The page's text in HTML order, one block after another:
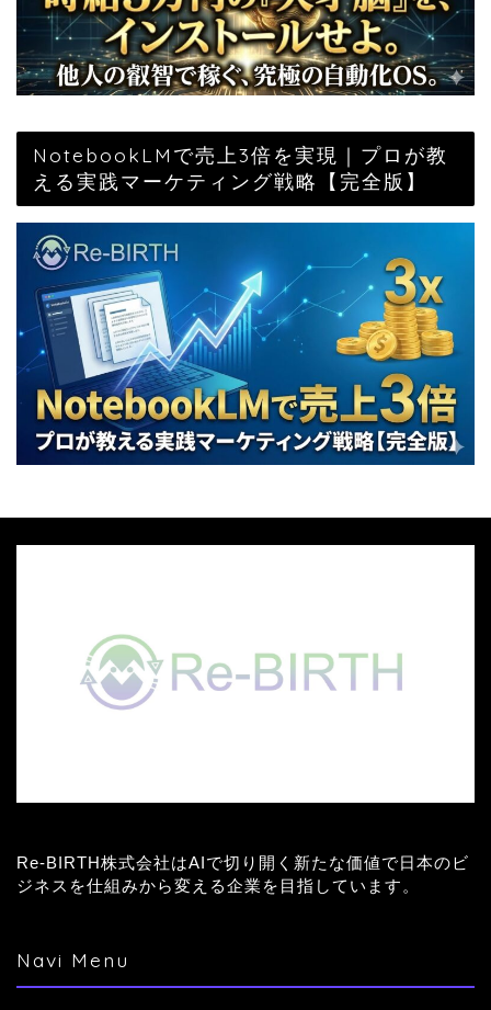
NotebookLMで売上3倍を実現｜プロが教
える実践マーケティング戦略【完全版】
Re-BIRTH株式会社はAIで切り開く新たな価値で日本のビ
ジネスを仕組みから変える企業を目指しています。
Navi Menu